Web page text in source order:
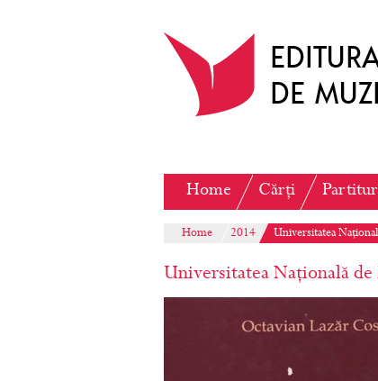
Home Cărți
Home 2014 Universitatea
Universitatea Națională